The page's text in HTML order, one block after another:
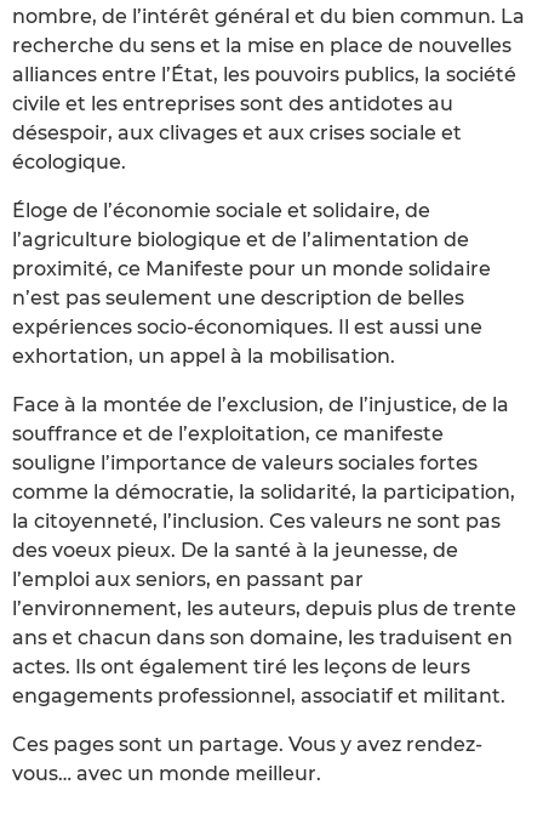
nombre, de l’intérêt général et du bien commun. La
recherche du sens et la mise en place de nouvelles
alliances entre l’État, les pouvoirs publics, la société
civile et les entreprises sont des antidotes au
désespoir, aux clivages et aux crises sociale et
écologique.
Éloge de l’économie sociale et solidaire, de
l’agriculture biologique et de l’alimentation de
proximité, ce Manifeste pour un monde solidaire
n’est pas seulement une description de belles
expériences socio-économiques. Il est aussi une
exhortation, un appel à la mobilisation.
Face à la montée de l’exclusion, de l’injustice, de la
souffrance et de l’exploitation, ce manifeste
souligne l’importance de valeurs sociales fortes
comme la démocratie, la solidarité, la participation,
la citoyenneté, l’inclusion. Ces valeurs ne sont pas
des voeux pieux. De la santé à la jeunesse, de
l’emploi aux seniors, en passant par
l’environnement, les auteurs, depuis plus de trente
ans et chacun dans son domaine, les traduisent en
actes. Ils ont également tiré les leçons de leurs
engagements professionnel, associatif et militant.
Ces pages sont un partage. Vous y avez rendez-
vous… avec un monde meilleur.